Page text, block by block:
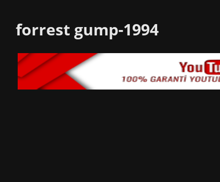
forrest gump-1994